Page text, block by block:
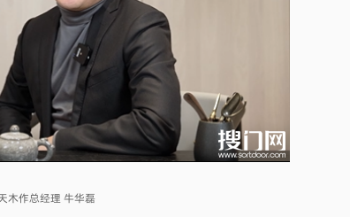
木作总经理 牛华磊